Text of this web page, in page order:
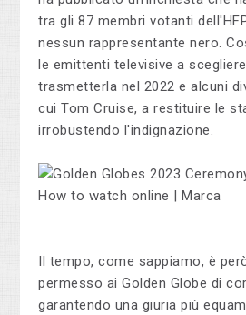
tra gli 87 membri votanti
nessun rappresentante nero.
le emittenti televisive a
trasmetterla nel 2022 e alcuni
cui Tom Cruise, a restituire le
irrobustendo l'indignazione.
Il tempo, come sappiamo, è
permesso ai Golden Globe di
garantendo una giuria più